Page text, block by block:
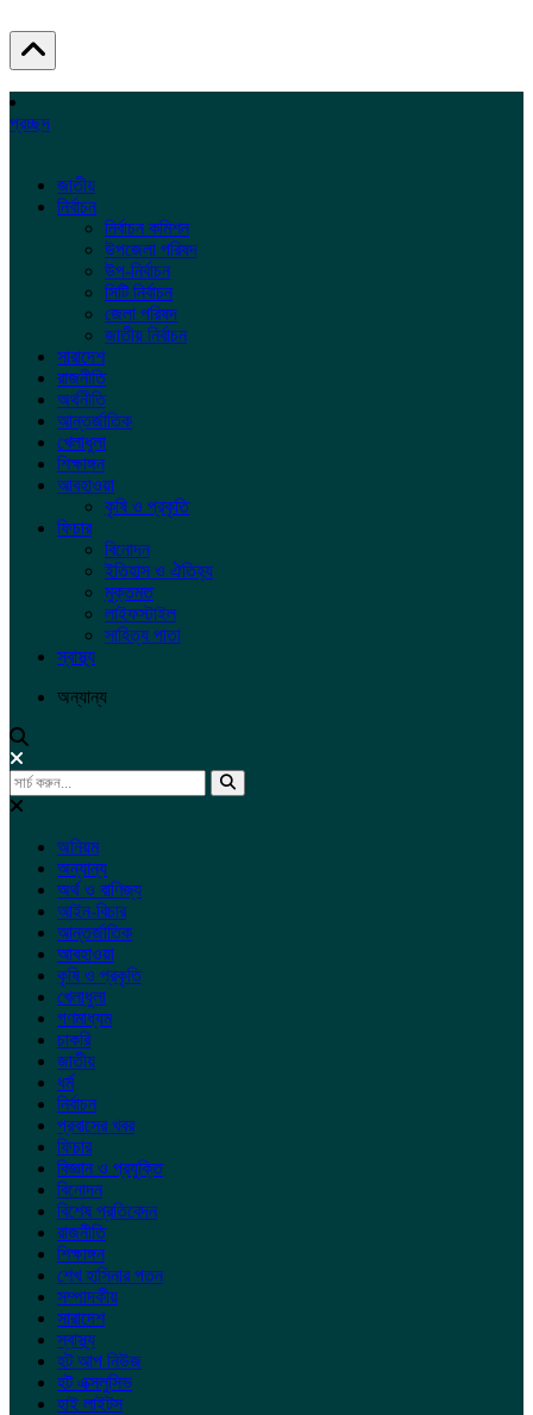
প্রচ্ছদ
জাতীয়
নির্বাচন
নির্বাচন কমিশন
উপজেলা পরিষদ
উপ-নির্বাচন
সিটি নির্বাচন
জেলা পরিষদ
জাতীয় নির্বাচন
সারাদেশ
রাজনীতি
অর্থনীতি
আন্তর্জাতিক
খেলাধুলা
শিক্ষাঙ্গন
আবহাওয়া
কৃষি ও প্রকৃতি
ফিচার
বিনোদন
ইতিহাস ও ঐতিহ্য
মুক্তমত
লাইফস্টাইল
সাহিত্য পাতা
স্বাস্থ্য
অন্যান্য
অনিয়ম
অন্যান্য
অর্থ ও বাণিজ্য
আইন-বিচার
আন্তর্জাতিক
আবহাওয়া
কৃষি ও প্রকৃতি
খেলাধুলা
গণমাধ্যম
চাকরি
জাতীয়
ধর্ম
নির্বাচন
প্রবাসের খবর
ফিচার
বিজ্ঞান ও প্রযুক্তি
বিনোদন
বিশেষ প্রতিবেদন
রাজনীতি
শিক্ষাঙ্গন
শেখ হাসিনার পতন
সম্পাদকীয়
সারাদেশ
স্বাস্থ্য
হট আপ নিউজ
হট এক্সলুসিভ
হাই লাইটস